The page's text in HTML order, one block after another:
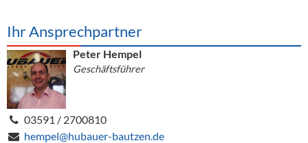
Ihr Ansprechpartner
Peter Hempel
Geschäftsführer
03591 / 2700810
hempel@hubauer-bautzen.de